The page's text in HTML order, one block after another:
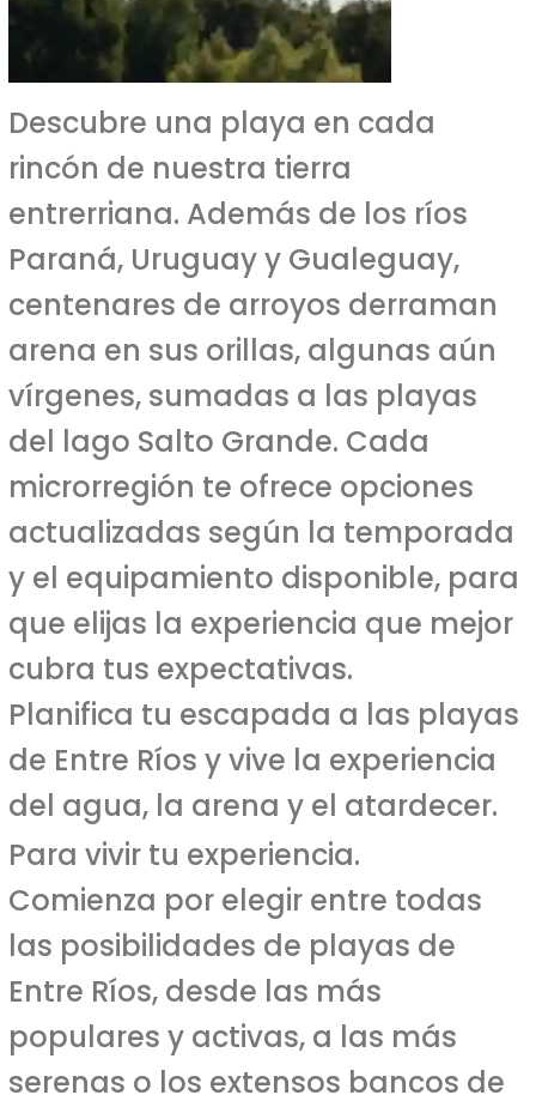
Descubre una playa en cada
rincón de nuestra tierra
entrerriana. Además de los ríos
Paraná, Uruguay y Gualeguay,
centenares de arroyos derraman
arena en sus orillas, algunas aún
vírgenes, sumadas a las playas
del lago Salto Grande. Cada
microrregión te ofrece opciones
actualizadas según la temporada
y el equipamiento disponible, para
que elijas la experiencia que mejor
cubra tus expectativas.
Planifica tu escapada a las playas
de Entre Ríos y vive la experiencia
del agua, la arena y el atardecer.
Para vivir tu experiencia.
Comienza por elegir entre todas
las posibilidades de playas de
Entre Ríos, desde las más
populares y activas, a las más
serenas o los extensos bancos de